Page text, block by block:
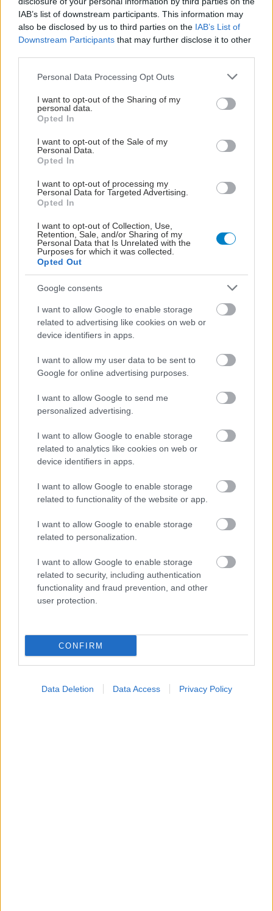
IAB’s list of downstream participants. This information may
also be disclosed by us to third parties on the IAB’s List of
Downstream Participants that may further disclose it to other
Please note that this website/app uses one or more Google
not limited to your visit or usage behaviour. You may click to
grant or deny consent to Google and its third-party tags to
use your data for below specified purposes in below Google
consent section.
Personal Data Processing Opt Outs
I want to opt-out of the Sharing of my
personal data.
Opted In
I want to opt-out of the Sale of my
Personal Data.
Opted In
I want to opt-out of processing my
Personal Data for Targeted Advertising.
Opted In
I want to opt-out of Collection, Use,
Retention, Sale, and/or Sharing of my
Personal Data that Is Unrelated with the
Purposes for which it was collected.
Opted Out
Google consents
I want to allow Google to enable storage
related to advertising like cookies on web or
device identifiers in apps.
I want to allow my user data to be sent to
Google for online advertising purposes.
I want to allow Google to send me
personalized advertising.
I want to allow Google to enable storage
related to analytics like cookies on web or
device identifiers in apps.
I want to allow Google to enable storage
related to functionality of the website or app.
I want to allow Google to enable storage
related to personalization.
I want to allow Google to enable storage
related to security, including authentication
functionality and fraud prevention, and other
user protection.
CONFIRM
Data Deletion Data Access Privacy Policy
μόσχευμα από δότη ηλικίας 84 ημερών
Τη μεταμόσχευση πραγματοποίησε ιατρική ομάδα της
της Ιατρικής Σχολής του ΑΠΘ.
Δευτέρα, 18 Ιουλίου 2016, 14:59
Προβλήματα φύλου στην μεταμόσχευση
κερατοειδούς χιτώνα
Οι μεταμοσχεύσεις του κερατοειδούς χιτώνα είναι πιο
Παρασκευή, 03 Ιουλίου 2015, 16:36
Τραγικές εξελίξεις και στις μεταμοσχεύσεις
Ασθενείς που χρειάζεται να υποβληθούν σε μεταμόσχευση
κερατοειδούς δοκιμάζονται από ένα ακόμη εμπόδιο: Δεν είναι